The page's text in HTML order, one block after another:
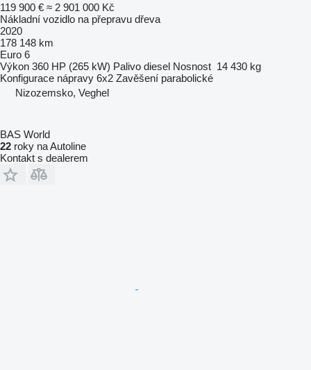
119 900 € ≈ 2 901 000 Kč
Nákladní vozidlo na přepravu dřeva
2020
178 148 km
Euro 6
Výkon 360 HP (265 kW) Palivo diesel Nosnost 14 430 kg
Konfigurace nápravy 6x2 Zavěšení parabolické
Nizozemsko, Veghel
BAS World
22 roky na Autoline
Kontakt s dealerem